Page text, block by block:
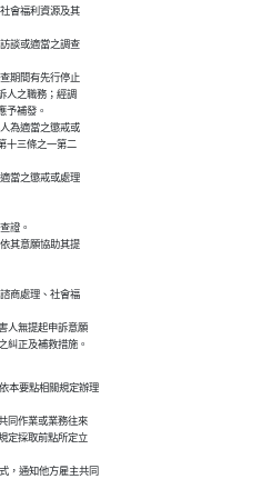
社會福利資源及其
訪談或適當之調查
查期間有先行停止
人之職務；經調
予補發。
人為適當之懲戒或
十三條之一第二
適當之懲戒或處理
證。
依其意願協助其提
諮商處理、社會福
人無提起申訴意願
糾正及補救措施。
本要點相關規定辦理
同作業或業務往來
定採取前點所定立
，通知他方雇主共同